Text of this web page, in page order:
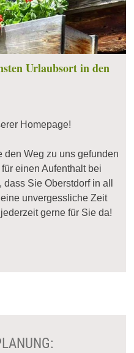
Urlaubsort in den
Homepage!
den Weg zu uns gefunden
einen Aufenthalt bei
Sie Oberstdorf in all
unvergessliche Zeit
gerne für Sie da!